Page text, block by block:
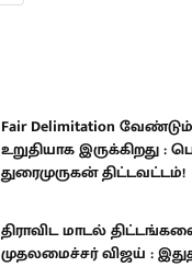
Fair Delimitation
உறுதியாக இருக்கிறது :
துரைமுருகன் திட்டவட்டம்!
திராவிட மாடல்
முதலமைச்சர் விஜய் :